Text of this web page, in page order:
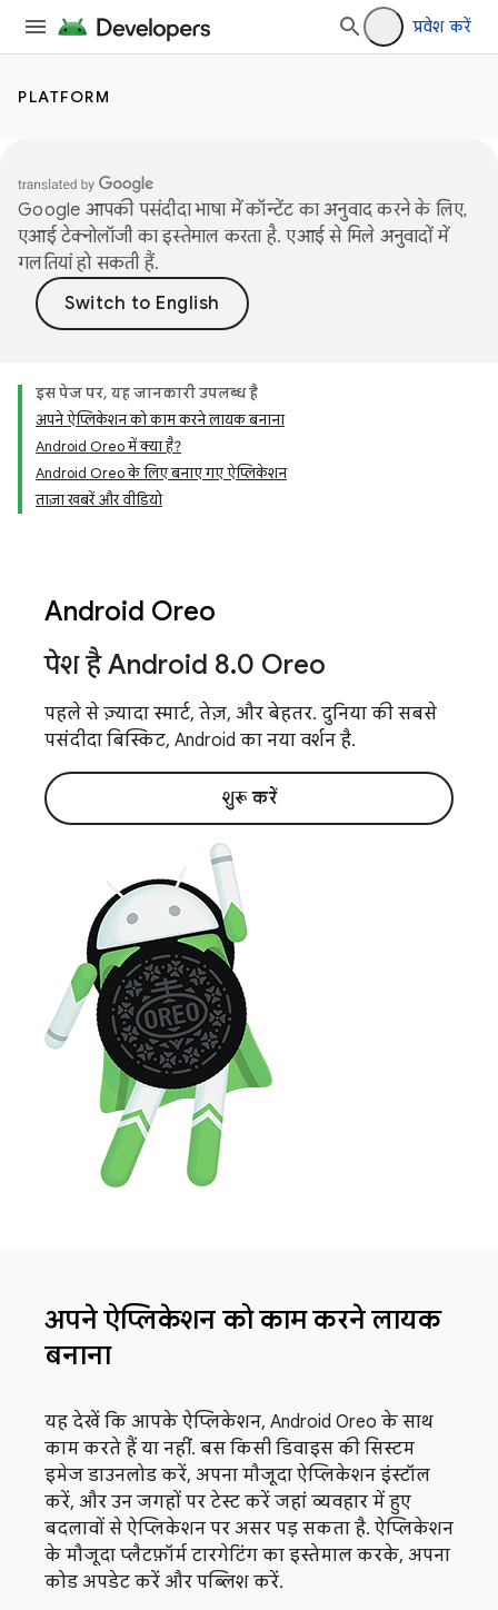
प्रवेश करें
PLATFORM
Google आपकी पसंदीदा भाषा में कॉन्टेंट का अनुवाद करने के लिए,
एआई टेक्नोलॉजी का इस्तेमाल करता है. एआई से मिले अनुवादों में
गलतियां हो सकती हैं.
इस पेज पर, यह जानकारी उपलब्ध है
अपने ऐप्लिकेशन को काम करने लायक बनाना
Android Oreo में क्या है?
Android Oreo के लिए बनाए गए ऐप्लिकेशन
ताज़ा खबरें और वीडियो
Android Oreo
पेश है Android 8.0 Oreo
पहले से ज़्यादा स्मार्ट, तेज़, और बेहतर. दुनिया की सबसे
पसंदीदा बिस्किट, Android का नया वर्शन है.
शुरू करें
अपने ऐप्लिकेशन को काम करने लायक
बनाना
यह देखें कि आपके ऐप्लिकेशन, Android Oreo के साथ
काम करते हैं या नहीं. बस किसी डिवाइस की सिस्टम
इमेज डाउनलोड करें, अपना मौजूदा ऐप्लिकेशन इंस्टॉल
करें, और उन जगहों पर टेस्ट करें जहां व्यवहार में हुए
बदलावों से ऐप्लिकेशन पर असर पड़ सकता है. ऐप्लिकेशन
के मौजूदा प्लैटफ़ॉर्म टारगेटिंग का इस्तेमाल करके, अपना
कोड अपडेट करें और पब्लिश करें.